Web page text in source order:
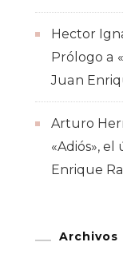
Hector
Prólogo a
Juan
Arturo
«Adiós»,
Enrique
Archivos